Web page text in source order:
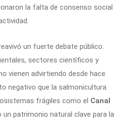
la falta de consenso social
un fuerte debate público.
sectores científicos y
vienen advirtiendo desde hace
negativo que la salmonicultura
frágiles como el Canal
un patrimonio natural clave para la